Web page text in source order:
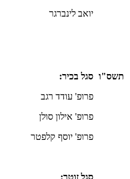
יואב לינברגר
תשס"ו סגל בכיר:
פרופ' עודד רגב
פרופ' אילון סולן
פרופ' יוסף קלפטר
סגל זוטר: